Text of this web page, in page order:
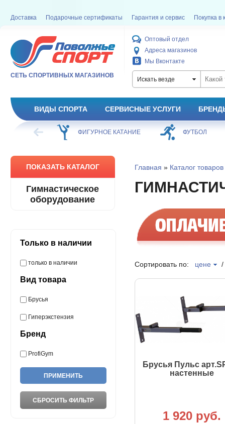
Доставка Подарочные сертификаты Гарантия и сервис Покупка в
СЕТЬ СПОРТИВНЫХ МАГАЗИНОВ
Оптовый отдел
Адреса магазинов
Мы Вконтакте
Искать везде
ВИДЫ СПОРТА СЕРВИСНЫЕ УСЛУГИ
КАТАНИЕ ФУТБОЛ БАСКЕТБОЛ
ПОКАЗАТЬ КАТАЛОГ
Гимнастическое
оборудование
Только в наличии
только в наличии
Вид товара
Брусья
Гиперэкстензия
Бренд
ProfiGym
Главная » Каталог товаров
Сортировать по: цене
Брусья Пульс
настенные
1 920 руб.